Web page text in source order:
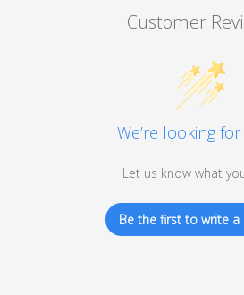
Customer
We’re looking
Let us know what
Be the first to write a